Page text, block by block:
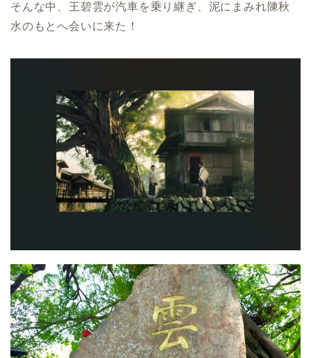
そんな中、王碧雲が汽車を乗り継ぎ、泥にまみれ陳秋
水のもとへ会いに来た！